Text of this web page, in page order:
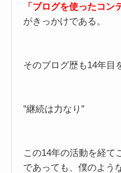
「ブログを使ったコン
がきっかけである。
そのブログ歴も14年目
”継続は力なり”
この14年の活動を経て
であっても、僕のよう